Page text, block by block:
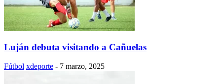
Luján debuta visitando a Cañuelas
Fútbol xdeporte - 7 marzo, 2025